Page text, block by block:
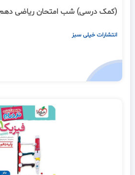
(کمک درسی) شب امتحان ریاضی
انتشارات خیلی سبز